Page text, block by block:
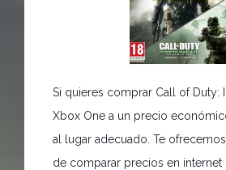
Si quieres comprar Call of Duty:
Xbox One a un precio
al lugar adecuado. Te
de comparar precios en internet